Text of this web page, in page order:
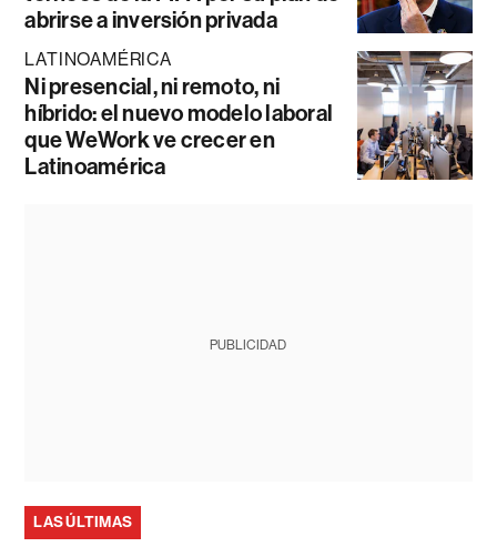
abrirse a inversión privada
LATINOAMÉRICA
Ni presencial, ni remoto, ni
híbrido: el nuevo modelo laboral
que WeWork ve crecer en
Latinoamérica
PUBLICIDAD
LAS ÚLTIMAS